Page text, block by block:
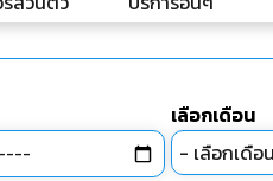
เลือกเดือน